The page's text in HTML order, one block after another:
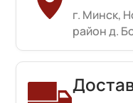
г. Минск,
район д.